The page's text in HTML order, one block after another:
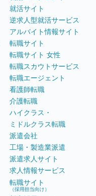
就活サイト
逆求人型就活サービス
アルバイト情報サイト
転職サイト
転職サイト 女性
転職スカウトサービス
転職エージェント
看護師転職
介護転職
ハイクラス・
ミドルクラス転職
派遣会社
工場・製造業派遣
派遣求人サイト
求人情報サービス
転職サイト
（採用担当向け）